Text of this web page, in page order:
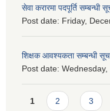
सेवा करारमा पदपूर्ति
Post date: Friday,
शिक्षक आवश्यकता सम्बन्धी
Post date:
Pages
1 2 3